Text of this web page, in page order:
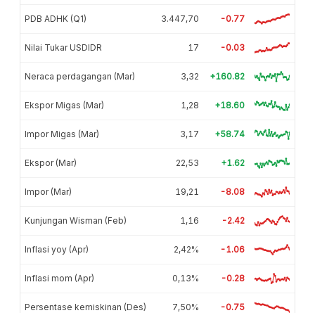
PDB ADHK (Q1) 3.447,70 -0.77
Nilai Tukar USDIDR 17 -0.03
Neraca perdagangan (Mar) 3,32 +160.82
Ekspor Migas (Mar) 1,28 +18.60
Impor Migas (Mar) 3,17 +58.74
Ekspor (Mar) 22,53 +1.62
Impor (Mar) 19,21 -8.08
Kunjungan Wisman (Feb) 1,16 -2.42
Inflasi yoy (Apr) 2,42% -1.06
Inflasi mom (Apr) 0,13% -0.28
Persentase kemiskinan (Des) 7,50% -0.75